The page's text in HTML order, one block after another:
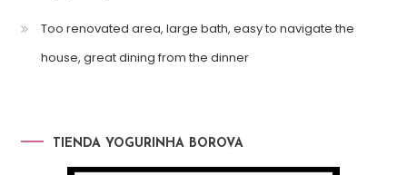
Too renovated area, large bath, easy to navigate the
house, great dining from the dinner
TIENDA YOGURINHA BOROVA